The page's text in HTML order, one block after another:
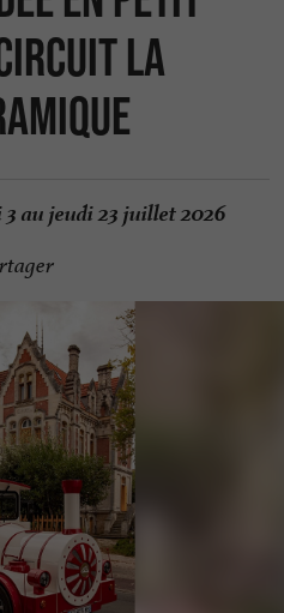
La
3 au jeudi 23 juillet 2026